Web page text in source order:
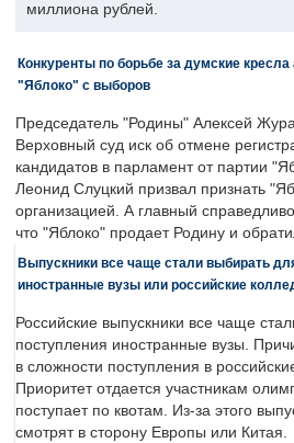
миллиона рублей.
Конкуренты по борьбе за думские кресла
"Яблоко" с выборов
Председатель "Родины" Алексей
Верховный суд иск об отмене
кандидатов в парламент от партии
Леонид Слуцкий призвал признать
организацией. А главный
что "Яблоко" продает Родину и
Выпускники все чаще стали выбирать
иностранные вузы или российские
Российские выпускники все чаще
поступления иностранные вузы.
в сложности поступления в
Приоритет отдается участникам
поступает по квотам. Из-за этого
смотрят в сторону Европы или Китая.